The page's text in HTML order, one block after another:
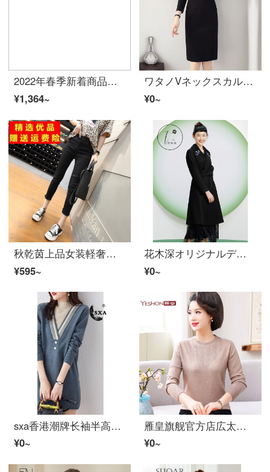
2022年春季新着商品卡通小虎印花宽松百搭圆领打底衫灯下黑M
¥1,364~
ワタノVネックスカルトワンピックス高腰新着商品長袖春秋婦人服修身顕痩包臀ブランド職業下地中スカートブラックM(95-105斤)
¥0~
秋乾茵上品女装軽奢ジーンズ女加绒ジーンズ女秋冬加绒加厚高腰百搭修身ダイコンズボン太ったMM黒色痩せ弾力ハレンズボン公式旗艦ブランド黒色【3511】公式旗艦ブランド30【2尺3】
¥595~
花木深オリジナルデザイナー女装中式毛呐コート女中长款带帯刺绣女羊毛绒子コートブラックS
¥0~
sxa香港潮牌长袖半高领假2件ニットワンピース女性2021秋冬新着商品中长款时尚打底スカート个性冲色縞A字スカートスモッグブルーM
¥0~
雁皇旗舰官方店広太高贵気质羊毛绒母秋冬装打底衫洋气托普斯长袖中老年女秋冬薄款内搭黑色塞塔时尚洋气显瘦驼色L(提案100-110斤)
¥0~